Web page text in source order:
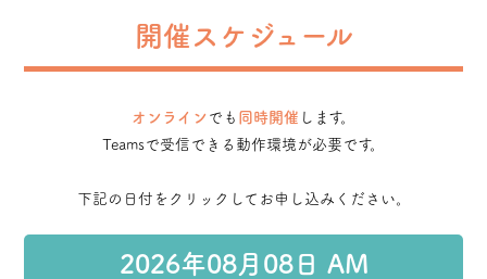
開催スケジュール
オンライン でも 同時開催 します。
Teamsで受信できる動作環境が必要です。
下記の日付をクリックしてお申し込みください。
2026年08月08日 AM